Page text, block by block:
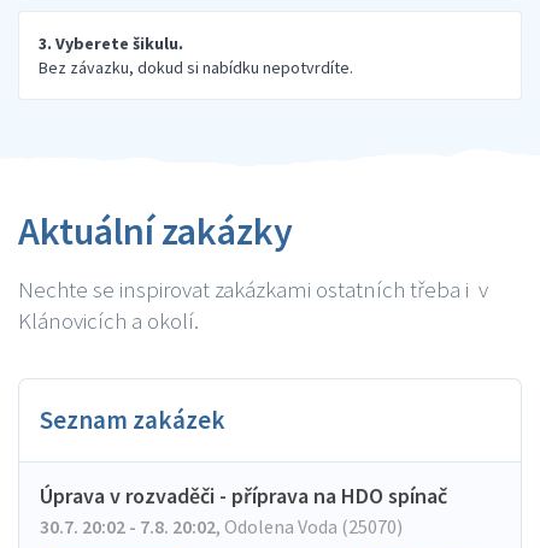
3. Vyberete šikulu.
Bez závazku, dokud si nabídku nepotvrdíte.
Aktuální zakázky
Nechte se inspirovat zakázkami ostatních třeba i v
Klánovicích a okolí.
Seznam zakázek
Úprava v rozvaděči - příprava na HDO spínač
30.7. 20:02 - 7.8. 20:02, Odolena Voda (25070)